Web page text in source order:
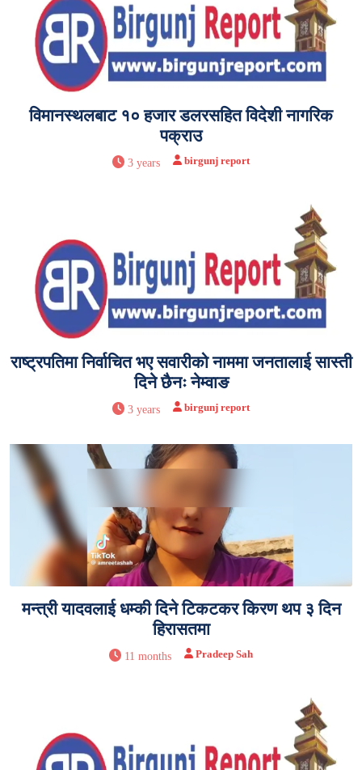
विमानस्थलबाट १० हजार डलरसहित विदेशी नागरिक
पक्राउ
3 years birgunj report
राष्ट्रपतिमा निर्वाचित भए सवारीको नाममा जनतालाई सास्ती
दिने छैनः नेम्वाङ
3 years birgunj report
मन्त्री यादवलाई धम्की दिने टिकटकर किरण थप ३ दिन
हिरासतमा
11 months Pradeep Sah